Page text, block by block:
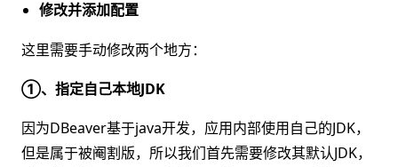
修改并添加配置
这里需要手动修改两个地方：
①、指定自己本地JDK
因为DBeaver基于java开发，应用内部使用自己的JDK，
但是属于被阉割版，所以我们首先需要修改其默认JDK，